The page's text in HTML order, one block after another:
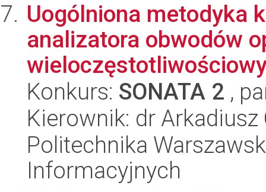
Uogólniona metodyka
analizatora obwodów
Konkurs: SONATA 2 ,
Kierownik: dr
Politechnika
Informacyjnych